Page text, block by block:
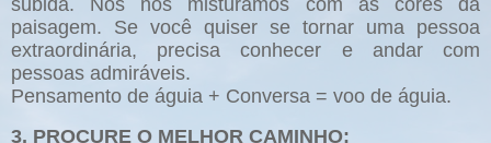
subida. Nós nos misturamos com as cores da
paisagem. Se você quiser se tornar uma pessoa
extraordinária, precisa conhecer e andar com
pessoas admiráveis.
Pensamento de águia + Conversa = voo de águia.
3. PROCURE O MELHOR CAMINHO: